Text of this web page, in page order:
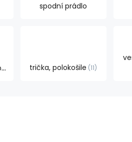
spodní prádlo
trička, polokošile 11